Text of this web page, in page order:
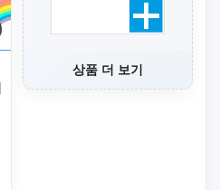
상품 더 보기